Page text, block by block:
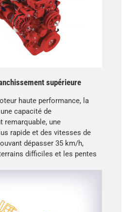
supérieure
haute performance, la
capacité de
remarquable, une
rapide et des vitesses de
dépasser 35 km/h,
difficiles et les pentes